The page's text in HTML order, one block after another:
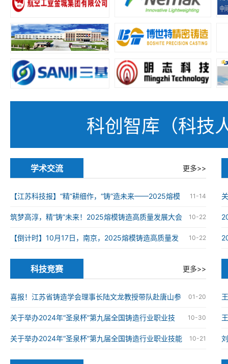
科创智库（科技
学术交流 更多>>
11-14
【江苏科技报】“精”耕细作，“铸”造未来——2025熔模
铸造高质量发展大会在南京举办 10-22
筑梦高淳，精“铸”未来！2025熔模铸造高质量发展大会
在南京高淳成功举办 10-22
【倒计时】10月17日，南京，2025熔模铸造高质量发
展大会
科技竞赛 更多>>
01-20
喜报！江苏省铸造学会理事长陆文龙教授带队赴唐山参
加第九届全国铸造行业职业技能竞赛并获奖 10-30
关于举办2024年“圣泉杯”第九届全国铸造行业职业技
能竞赛的通知 10-21
关于举办2024年“圣泉杯”第九届全国铸造行业职业技能
竞赛的通知